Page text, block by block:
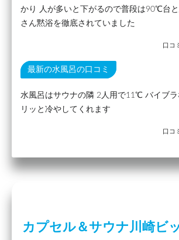
かり 人が多いと下がるので普段は90℃台
さん黙浴を徹底されていました
口コ
最新の水風呂の口コミ
水風呂はサウナの隣 2人用で11℃ バイブラ
リッと冷やしてくれます
口コ
カプセル＆サウナ川崎ビ